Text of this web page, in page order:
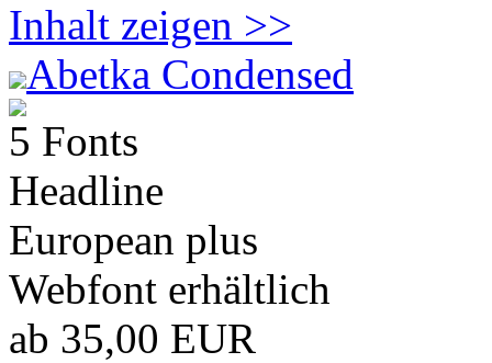
Inhalt zeigen >>
Abetka Condensed
5 Fonts
Headline
European plus
Webfont erhältlich
ab 35,00 EUR